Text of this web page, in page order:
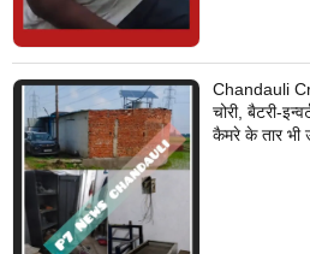
Chandauli
चोरी, बैटरी-
कैमरे के तार भी